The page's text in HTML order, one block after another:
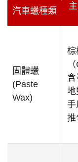
汽車蠟種類
固體蠟
(Paste
Wax)
棕
地
手
推